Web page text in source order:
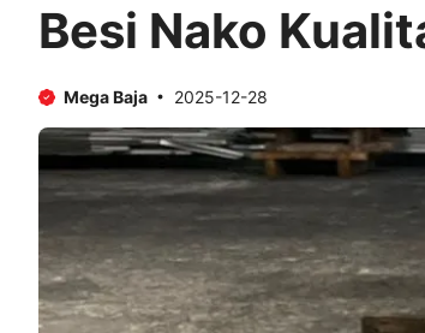
Besi Nako
Mega Baja 2025-12-28